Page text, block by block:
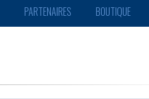
PARTENAIRES BOUTIQUE